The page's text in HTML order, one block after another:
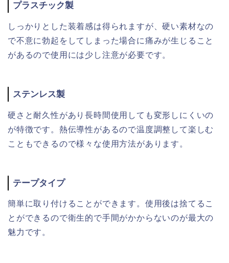
プラスチック製
しっかりとした装着感は得られますが、硬い素材なの
で不意に勃起をしてしまった場合に痛みが生じること
があるので使用には少し注意が必要です。
ステンレス製
硬さと耐久性があり長時間使用しても変形しにくいの
が特徴です。熱伝導性があるので温度調整して楽しむ
こともできるので様々な使用方法があります。
テープタイプ
簡単に取り付けることができます。使用後は捨てるこ
とができるので衛生的で手間がかからないのが最大の
魅力です。